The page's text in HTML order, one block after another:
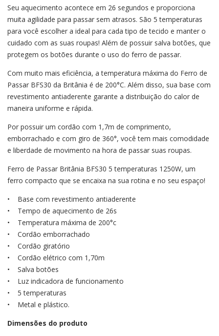
Seu aquecimento acontece em 26 segundos e proporciona
muita agilidade para passar sem atrasos. São 5 temperaturas
para você escolher a ideal para cada tipo de tecido e manter o
cuidado com as suas roupas! Além de possuir salva botões, que
protegem os botões durante o uso do ferro de passar.
Com muito mais eficiência, a temperatura máxima do Ferro de
Passar BFS30 da Britânia é de 200°C. Além disso, sua base com
revestimento antiaderente garante a distribuição do calor de
maneira uniforme e rápida.
Por possuir um cordão com 1,7m de comprimento,
emborrachado e com giro de 360°, você tem mais comodidade
e liberdade de movimento na hora de passar suas roupas.
Ferro de Passar Britânia BFS30 5 temperaturas 1250W, um
ferro compacto que se encaixa na sua rotina e no seu espaço!
• Base com revestimento antiaderente
• Tempo de aquecimento de 26s
• Temperatura máxima de 200°c
• Cordão emborrachado
• Cordão giratório
• Cordão elétrico com 1,70m
• Salva botões
• Luz indicadora de funcionamento
• 5 temperaturas
• Metal e plástico.
Dimensões do produto